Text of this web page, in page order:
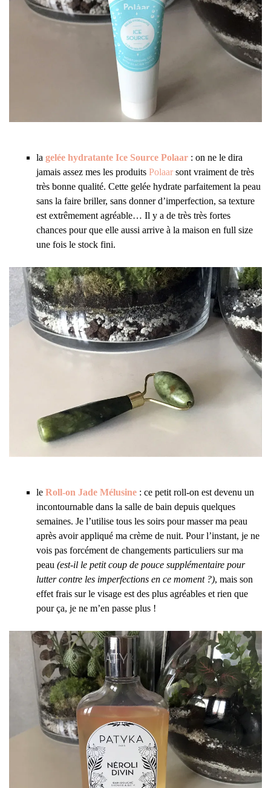
la gelée hydratante Ice Source Polaar : on ne le dira
jamais assez mes les produits Polaar sont vraiment de très
très bonne qualité. Cette gelée hydrate parfaitement la peau
sans la faire briller, sans donner d’imperfection, sa texture
est extrêmement agréable… Il y a de très très fortes
chances pour que elle aussi arrive à la maison en full size
une fois le stock fini.
le Roll-on Jade Mélusine : ce petit roll-on est devenu un
incontournable dans la salle de bain depuis quelques
semaines. Je l’utilise tous les soirs pour masser ma peau
après avoir appliqué ma crème de nuit. Pour l’instant, je ne
vois pas forcément de changements particuliers sur ma
peau (est-il le petit coup de pouce supplémentaire pour
lutter contre les imperfections en ce moment ?), mais son
effet frais sur le visage est des plus agréables et rien que
pour ça, je ne m’en passe plus !